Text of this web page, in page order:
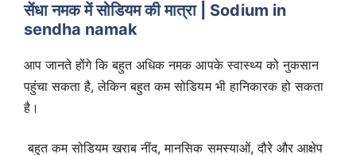
सेंधा नमक में सोडियम की मात्रा | Sodium in
sendha namak
आप जानते होंगे कि बहुत अधिक नमक आपके स्वास्थ्य को नुकसान
पहुंचा सकता है, लेकिन बहुत कम सोडियम भी हानिकारक हो सकता
है।
बहुत कम सोडियम खराब नींद, मानसिक समस्याओं, दौरे और आक्षेप